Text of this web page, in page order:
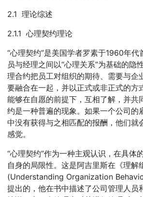
2.1 理论综述
2.1.1 心理契约理论
“心理契约”是美国学者罗素于1960年代
员与经理之间以“心理关系”为基础的隐
理合约把员工对组织的期待、需要与企
要融合在一起，并以正式或非正式的方
能够在自愿的前提下，互相了解，并共
约是一种普遍的现象。如果一个公司的
中没有获得与之相匹配的报酬，他们就
感觉。
“心理契约”作为一种主观认识，在具体
自身的局限性。这是阿吉里斯在《理解
(Understanding Organization
提出的，他在书中描述了公司管理人员